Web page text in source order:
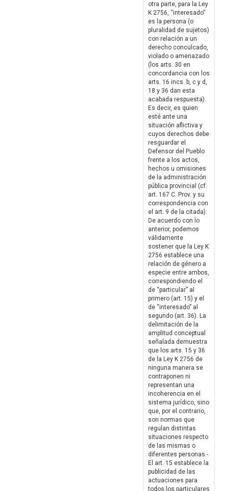
otra parte, para la Ley
K 2756, “interesado”
es la persona (o
pluralidad de sujetos)
con relación a un
derecho conculcado,
violado o amenazado
(los arts. 30 en
concordancia con los
arts. 16 incs. b, c y d,
18 y 36 dan esta
acabada respuesta).
Es decir, es quien
esté ante una
situación aflictiva y
cuyos derechos debe
resguardar el
Defensor del Pueblo
frente a los actos,
hechos u omisiones
de la administración
pública provincial (cf.
art. 167 C. Prov. y su
correspondencia con
el art. 9 de la citada).
De acuerdo con lo
anterior, podemos
válidamente
sostener que la Ley K
2756 establece una
relación de género a
especie entre ambos,
correspondiendo el
de “particular” al
primero (art. 15) y el
de “interesado” al
segundo (art. 36). La
delimitación de la
amplitud conceptual
señalada demuestra
que los arts. 15 y 36
de la Ley K 2756 de
ninguna manera se
contraponen ni
representan una
incoherencia en el
sistema jurídico, sino
que, por el contrario,
son normas que
regulan distintas
situaciones respecto
de las mismas o
diferentes personas.-
El art. 15 establece la
publicidad de las
actuaciones para
todos los particulares